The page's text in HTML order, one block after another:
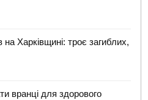
на Харківщині: троє загиблих,
вранці для здорового